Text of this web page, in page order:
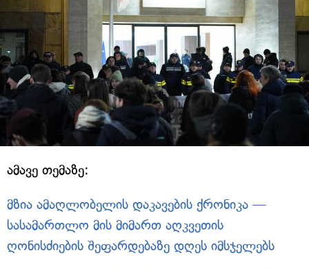
ამავე თემაზე:
მზია ამაღლობელის დაკავების ქრონიკა —
სასამართლო მის მიმართ აღკვეთის
ღონისძიების შეფარდებაზე დღეს იმსჯელებს